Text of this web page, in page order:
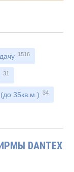
1516
31
35кв.м.) 34
DANTEX